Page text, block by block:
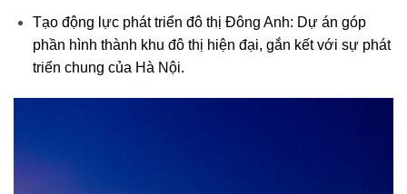
Tạo động lực phát triển đô thị Đông Anh: Dự án góp
phần hình thành khu đô thị hiện đại, gắn kết với sự phát
triển chung của Hà Nội.